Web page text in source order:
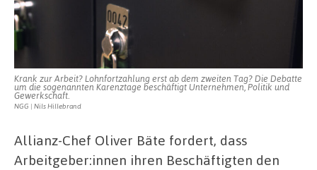
Krank zur Arbeit? Lohnfortzahlung erst ab dem zweiten Tag? Die Debatte
um die sogenannten Karenztage beschäftigt Unternehmen, Politik und
Gewerkschaft.
NGG | Nils Hillebrand
Allianz-Chef Oliver Bäte fordert, dass
Arbeitgeber:innen ihren Beschäftigten den